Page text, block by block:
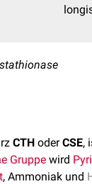
CTH oderCSE,
Gruppe wird
, Ammoniak und